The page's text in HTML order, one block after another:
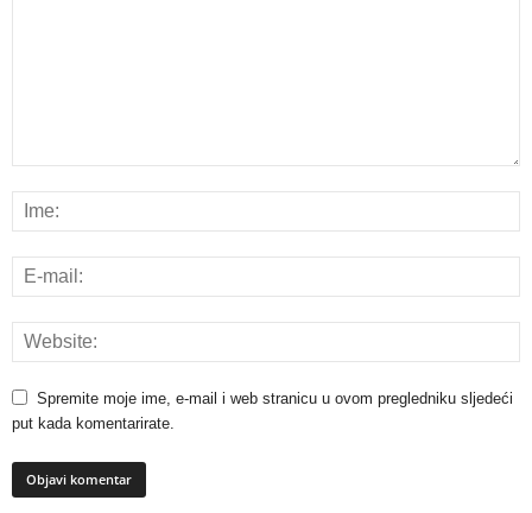
Spremite moje ime, e-mail i web stranicu u ovom pregledniku sljedeći
put kada komentarirate.